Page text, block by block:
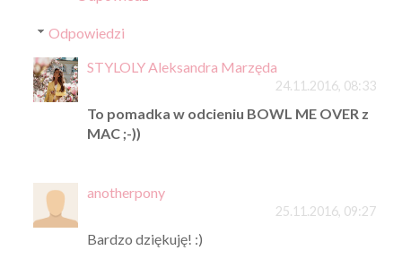
Odpowiedzi
STYLOLY Aleksandra Marzęda
24.11.2016, 08:33
To pomadka w odcieniu BOWL ME OVER z
MAC ;-))
anotherpony
25.11.2016, 09:27
Bardzo dziękuję! :)